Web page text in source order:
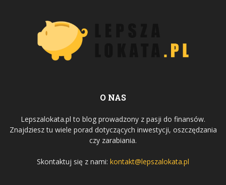
O NAS
Lepszalokata.pl to blog prowadzony z pasji do finansów.
Znajdziesz tu wiele porad dotyczących inwestycji, oszczędzania
czy zarabiania.
Skontaktuj się z nami: kontakt@lepszalokata.pl